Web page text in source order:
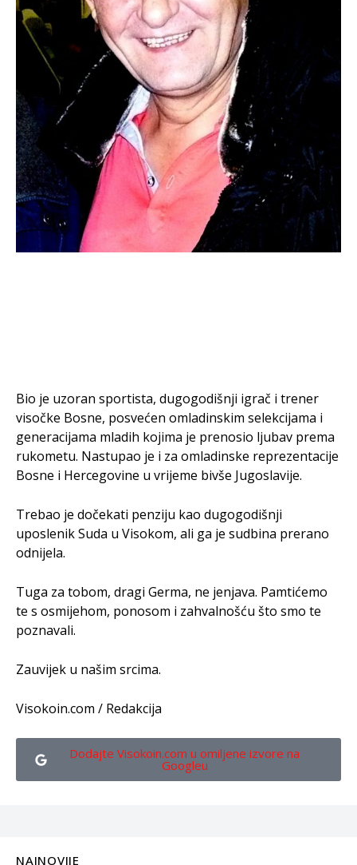
Bio je uzoran sportista, dugogodišnji igrač i trener
visočke Bosne, posvećen omladinskim selekcijama i
generacijama mladih kojima je prenosio ljubav prema
rukometu. Nastupao je i za omladinske reprezentacije
Bosne i Hercegovine u vrijeme bivše Jugoslavije.
Trebao je dočekati penziju kao dugogodišnji
uposlenik Suda u Visokom, ali ga je sudbina prerano
odnijela.
Tuga za tobom, dragi Germa, ne jenjava. Pamtićemo
te s osmijehom, ponosom i zahvalnošću što smo te
poznavali.
Zauvijek u našim srcima.
Visokoin.com / Redakcija
Dodajte Visokoin.com u omiljene izvore na
Googleu
NAJNOVIJE